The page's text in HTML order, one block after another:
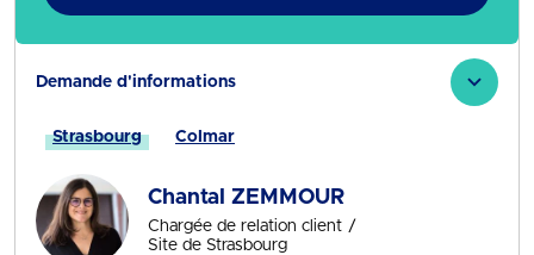
Demande d'informations
Strasbourg Colmar
Chantal ZEMMOUR
Chargée de relation client
Site de Strasbourg